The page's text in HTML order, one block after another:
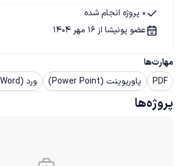
مهارت‌ها
PDF
پاورپوینت (Power Point) ورد (Word)
0 پروژه انجام شده
عضو پونیشا از 16 مهر 1404
پروژه‌ها